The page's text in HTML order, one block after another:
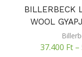
BILLERBECK
WOOL
37.400 Ft–